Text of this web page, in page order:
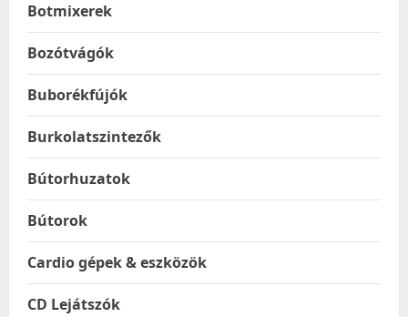
Botmixerek
Bozótvágók
Buborékfújók
Burkolatszintezők
Bútorhuzatok
Bútorok
Cardio gépek & eszközök
CD Lejátszók